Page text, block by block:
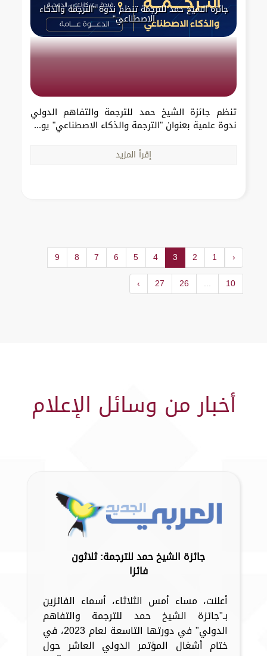
جائزة الشيخ حمد للترجمة تنظم ندوة "الترجمة والذكاء
الاصطناعي"
تنظم جائزة الشيخ حمد للترجمة والتفاهم الدولي
ندوة علمية بعنوان "الترجمة والذكاء الاصطناعي" يو...
إقرأ المزيد
‹
1
2
3
4
5
6
7
8
9
10
...
26
27
›
أخبار من وسائل الإعلام
جائزة الشيخ حمد للترجمة: ثلاثون
فائزا
أعلنت، مساء أمس الثلاثاء، أسماء الفائزين
بـ"جائزة الشيخ حمد للترجمة والتفاهم
الدولي" في دورتها التاسعة لعام 2023، في
ختام أشغال المؤتمر الدولي العاشر حول